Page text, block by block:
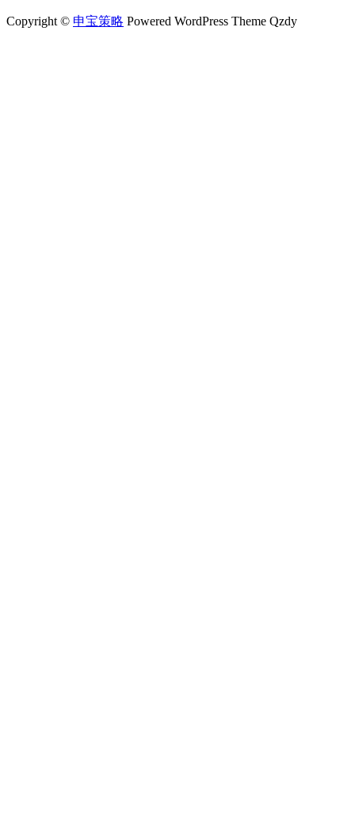
Copyright © 申宝策略 Powered WordPress Theme Qzdy